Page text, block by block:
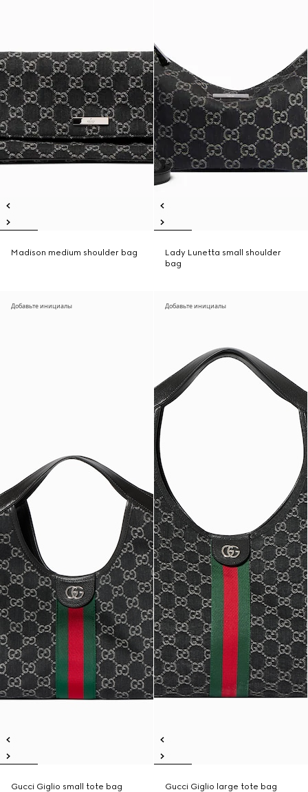
Madison medium shoulder bag
Lady Lunetta small shoulder
bag
Добавьте инициалы
Gucci Giglio small tote bag
Добавьте инициалы
Gucci Giglio large tote bag